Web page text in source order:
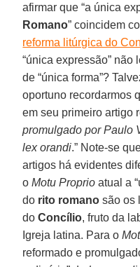
afirmar que “a única
Romano” coincidem
reforma litúrgica do
“única expressão” não
de “única forma”?
oportuno recordarmos
em seu primeiro artigo
promulgado por Paulo
lex orandi.” Note-se
artigos há evidentes
oMotu Proprio atual a
do rito romano são os
doConcílio, fruto da
Igreja latina. Para o
reformado e